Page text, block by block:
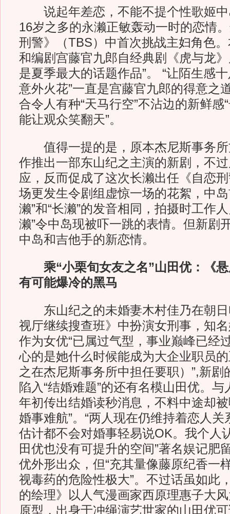
说起年差恋，不能不提个性歌姬中
16岁之多的永濑正敏轰动一时的恋情
刑警》（TBS）中首次挑战主妇角色
和编剧宫藤官九郎自经典剧《虎与龙
是夏季最大的话题作品”。 “让陌生感
意外火花”一直是宫藤官九郎的得意之
合令人有种“天马行空”不沾边的新鲜感
能让观众笑翻天”。
值得一提的是，原本杰尼斯事务所
作推出一部东山纪之主演的新剧，不
应，反而促成了这次长濑出任《自恋
场更发生令剧组虚惊一场的花絮，中
濑”和“长濑”的发音相同，拍摄时工作
濑”令中岛现被吓一跳的表情。但新剧
中岛和吉他手的新恋情。
乘“小栗旬女友之名”山田优：《
有可能爆冷的黑马
东山纪之的未婚妻木村佳乃在朝日
视厅继续搜查班》中扮演女刑事，知
作为女优“已属过气型，事业巅峰已经
心的是她什么时候能成为大企业职员
之在杰尼斯事务所中担任要职）”,新剧
陷入“结婚难题”的还有名模山田优。
年初传出结婚读秒消息，不料中途却
婚事难航”。“两人现在仍维持着恋人
估计都不会对婚事轻易说OK。我个人
田优也没有可提升的空间”著名娱记肥
优外形出众，但“充其量像藤原纪香
视毒药的危险性极大”。不过话虽如此
的绘理》以人气漫画家西原理惠子大
原型，出身于冲绳演艺世家的山田优